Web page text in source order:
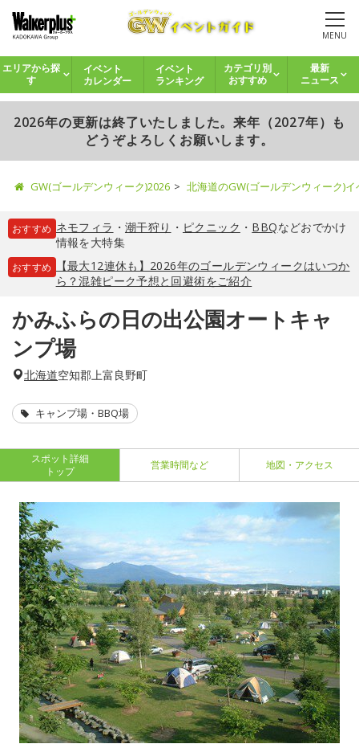
MENU
エリアから探
す
イベント
カレンダー
イベント
ランキング
カテゴリ別
おすすめ
最新
ニュース
2026年の更新は終了いたしました。来年（2027年）も
どうぞよろしくお願いします。
GW(ゴールデンウィーク)2026 北海道のGW(ゴールデンウィーク)
おすすめ ネモフィラ ・ 潮干狩り ・ ピクニック ・ BBQなどおでかけ
情報を大特集
おすすめ
【最大12連休も】2026年のゴールデンウィークはいつか
ら？混雑ピーク予想と回避術をご紹介
かみふらの日の出公園オートキャ
ンプ場
北海道空知郡上富良野町
キャンプ場・BBQ場
スポット詳細
トップ
営業時間など 地図・アクセス